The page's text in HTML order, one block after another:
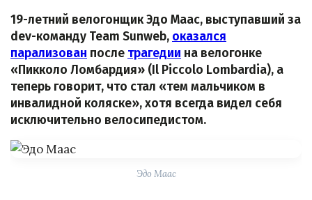
19-летний велогонщик Эдо Маас, выступавший за
dev-команду Team Sunweb, оказался
парализован после трагедии на велогонке
«Пикколо Ломбардия» (Il Piccolo Lombardia), а
теперь говорит, что стал «тем мальчиком в
инвалидной коляске», хотя всегда видел себя
исключительно велосипедистом.
Эдо Маас